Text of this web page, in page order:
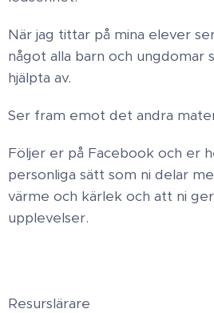
När jag tittar på mina elever
något alla barn och ungdomar
hjälpta av.
Ser fram emot det andra
Följer er på Facebook och er
personliga sätt som ni delar
värme och kärlek och att ni
upplevelser.
Resurslärare